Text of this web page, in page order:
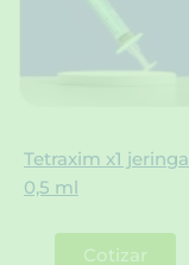
Tetraxim x1 jeringa
0,5 ml
Cotizar